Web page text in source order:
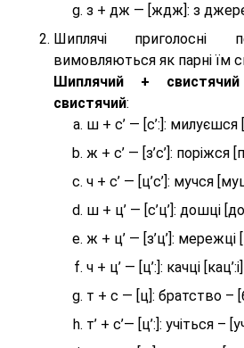
з + дж — [ждж]: з
Шиплячі приголосні
вимовляються як парні їм
Шиплячий +
свистячий:
ш + с’ — [с’:]: милуєшся
ж + с’ — [з’с’]: поріжся
ч + с’ — [ц’с’]: мучся
ш + ц’ — [с’ц’]: дошці
ж + ц’ — [з’ц’]: мережці
ч + ц’ — [ц’:]: качці [кац’:і]
т + с — [ц]: братство –
т’ + с’— [ц’:]: учіться –